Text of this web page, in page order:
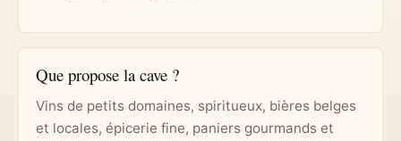
Que propose la cave ?
Vins de petits domaines, spiritueux, bières belges
et locales, épicerie fine, paniers gourmands et